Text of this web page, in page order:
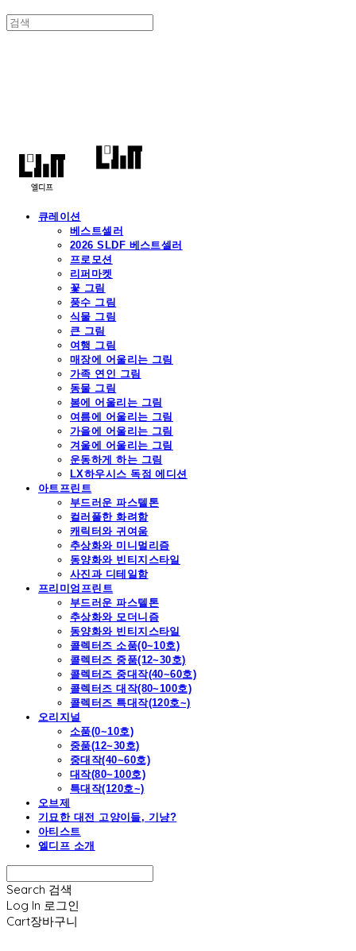
큐레이션
베스트셀러
2026 SLDF 베스트셀러
프로모션
리퍼마켓
꽃 그림
풍수 그림
식물 그림
큰 그림
여행 그림
매장에 어울리는 그림
가족 연인 그림
동물 그림
봄에 어울리는 그림
여름에 어울리는 그림
가을에 어울리는 그림
겨울에 어울리는 그림
운동하게 하는 그림
LX하우시스 독점 에디션
아트프린트
부드러운 파스텔톤
컬러풀한 화려함
캐릭터와 귀여움
추상화와 미니멀리즘
동양화와 빈티지스타일
사진과 디테일함
프리미엄프린트
부드러운 파스텔톤
추상화와 모더니즘
동양화와 빈티지스타일
콜렉터즈 소품(0~10호)
콜렉터즈 중품(12~30호)
콜렉터즈 중대작(40~60호)
콜렉터즈 대작(80~100호)
콜렉터즈 특대작(120호~)
오리지널
소품(0~10호)
중품(12~30호)
중대작(40~60호)
대작(80~100호)
특대작(120호~)
오브제
기묘한 대전 고양이들, 기냥?
아티스트
엘디프 소개
Search 검색
Log In 로그인
Cart장바구니